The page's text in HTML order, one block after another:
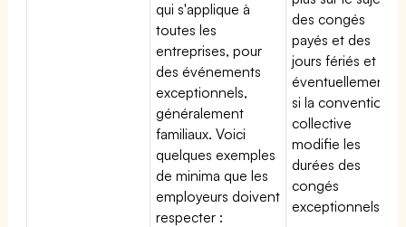
qui s'applique à
toutes les
entreprises, pour
des événements
exceptionnels,
généralement
familiaux. Voici
quelques exemples
de minima que les
employeurs doivent
respecter :
des congés
payés et des
jours fériés et
éventuellement
si la convention
collective
modifie les
durées des
congés
exceptionnels.